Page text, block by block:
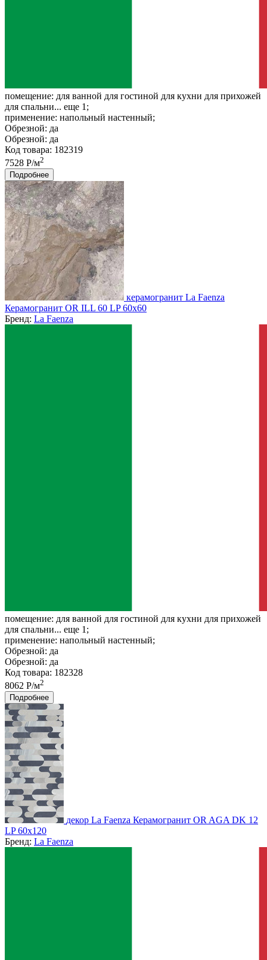
помещение: для ванной для гостиной для кухни для прихожей
для спальни... еще 1;
применение: напольный настенный;
Обрезной: да
Обрезной: да
Код товара: 182319
7528 Р/м2
Подробнее
керамогранит La Faenza
Керамогранит OR ILL 60 LP 60x60
Бренд: La Faenza
помещение: для ванной для гостиной для кухни для прихожей
для спальни... еще 1;
применение: напольный настенный;
Обрезной: да
Обрезной: да
Код товара: 182328
8062 Р/м2
Подробнее
декор La Faenza Керамогранит OR AGA DK 12
LP 60x120
Бренд: La Faenza